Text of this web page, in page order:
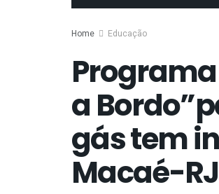
Home Educação
a
gás tem
Macaé-RJ